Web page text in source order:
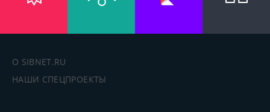
О SIBNET.RU
НАШИ СПЕЦПРОЕКТЫ